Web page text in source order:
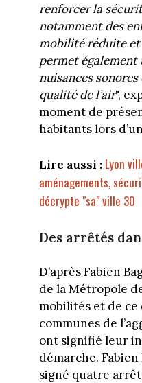
renforcer la
notamment des
mobilité réduite et
permet également
nuisances
qualité de l’air",
moment de
habitants lors
Lire aussi : Lyon
aménagements,
décrypte "sa" ville 30
Des arrêtés
D’après Fabien
de la Métropole
mobilités et de ce
communes de
ont signifié leur
démarche.
signé quatre